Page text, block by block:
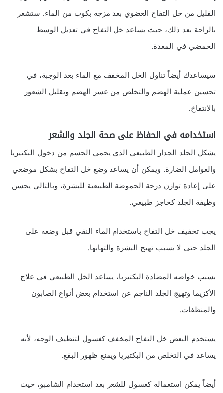
القليل من خل التفاح العضوي بعد مزجه بكوب من الماء. ستشعر
بالراحة بعد ذلك، حيث يساعد خل التفاح في تعديل الوسط
الحمضي في المعدة.
سيساعدك أيضاً تناول الخل المخفف مع الماء بعد الوجبة، في
تحسين عملية الهضم والتخلص من عسر الهضم وتقليل الشعور
بالانتفاخ.
استخدامه في الحفاظ على صحة الجلد والشعر
يشكل الجلد الجدار الطبيعي الذي يحمي الجسم من دخول البكتيريا
والعوامل الضارة. ويمكن أن يساعد وضع خل التفاح بشكل موضعي
على إعادة توازن درجة الحموضة الطبيعية للبشرة، وبالتالي يحسن
وظيفة الجلد كحاجز طبيعي.
يجب تخفيف خل التفاح باستخدام الماء النقي قبل وضعه على
الجلد حتى لا يسبب تهيج البشرة والتهابها.
بسبب خواصه المضادة البكتيريا، يساعد الخل الطبيعي في علاج
الأكزيما وتهيج الجلد الناجم عن استخدام بعض أنواع الصابون
والمنظفات.
يستخدم البعض خل التفاح المخفف كغسول لتنظيف الوجه، لأنه
يساعد في التخلص من البكتيريا ويمنع ظهور البقع.
أيضاً يمكن استعماله كغسول للشعر بعد استخدام الشامبو، حيث